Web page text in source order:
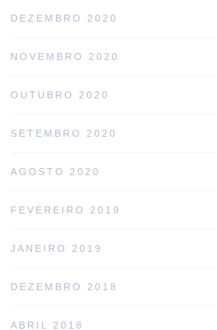
DEZEMBRO 2020
NOVEMBRO 2020
OUTUBRO 2020
SETEMBRO 2020
AGOSTO 2020
FEVEREIRO 2019
JANEIRO 2019
DEZEMBRO 2018
ABRIL 2018